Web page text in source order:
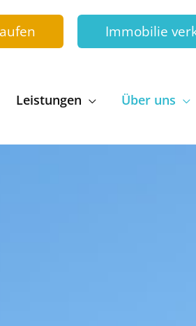
Immobilie
Leistungen Über uns